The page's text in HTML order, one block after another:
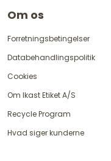
Om os
Forretningsbetingelser
Databehandlingspolitik
Cookies
Om Ikast Etiket A/S
Recycle Program
Hvad siger kunderne